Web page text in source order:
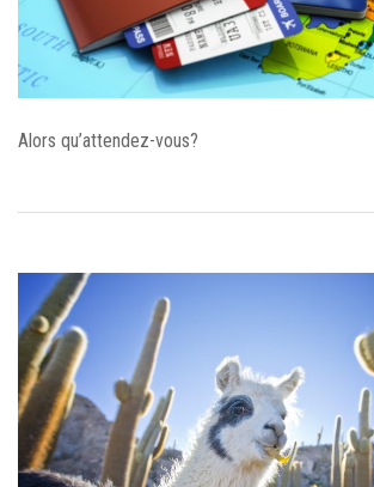
Alors qu’attendez-vous?